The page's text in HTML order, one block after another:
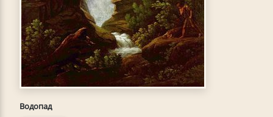
Водопад